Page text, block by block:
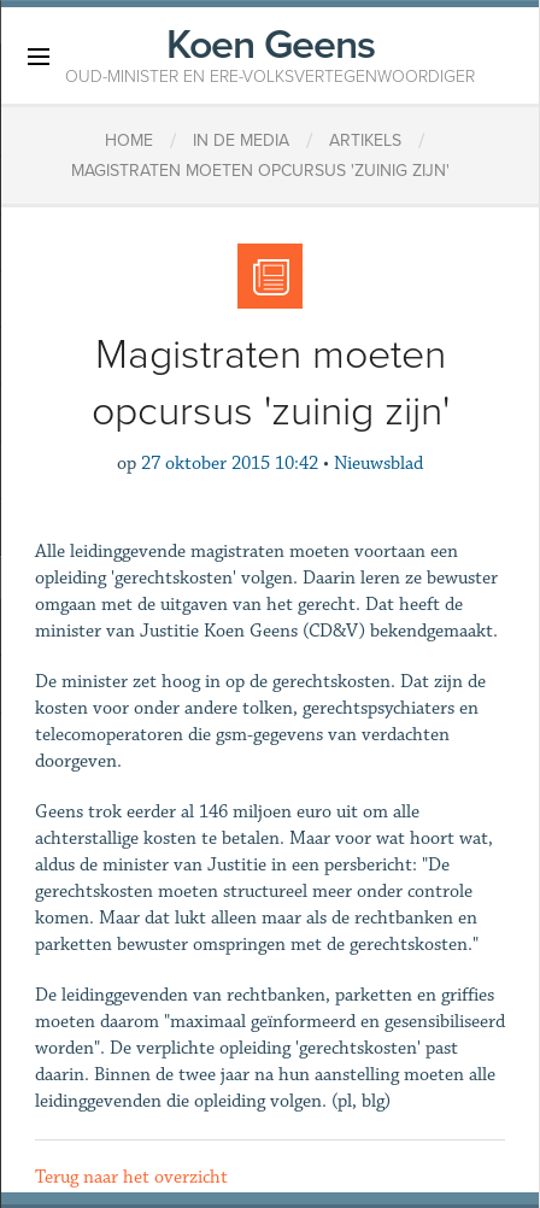
Koen Geens
OUD-MINISTER EN ERE-VOLKSVERTEGENWOORDIGER
HOME / IN DE MEDIA / ARTIKELS /
MAGISTRATEN MOETEN OPCURSUS 'ZUINIG ZIJN'
Magistraten moeten
opcursus 'zuinig zijn'
op 27 oktober 2015 10:42 • Nieuwsblad
Alle leidinggevende magistraten moeten voortaan een
opleiding 'gerechtskosten' volgen. Daarin leren ze bewuster
omgaan met de uitgaven van het gerecht. Dat heeft de
minister van Justitie Koen Geens (CD&V) bekendgemaakt.
De minister zet hoog in op de gerechtskosten. Dat zijn de
kosten voor onder andere tolken, gerechtspsychiaters en
telecomoperatoren die gsm-gegevens van verdachten
doorgeven.
Geens trok eerder al 146 miljoen euro uit om alle
achterstallige kosten te betalen. Maar voor wat hoort wat,
aldus de minister van Justitie in een persbericht: "De
gerechtskosten moeten structureel meer onder controle
komen. Maar dat lukt alleen maar als de rechtbanken en
parketten bewuster omspringen met de gerechtskosten."
De leidinggevenden van rechtbanken, parketten en griffies
moeten daarom "maximaal geïnformeerd en gesensibiliseerd
worden". De verplichte opleiding 'gerechtskosten' past
daarin. Binnen de twee jaar na hun aanstelling moeten alle
leidinggevenden die opleiding volgen. (pl, blg)
Terug naar het overzicht